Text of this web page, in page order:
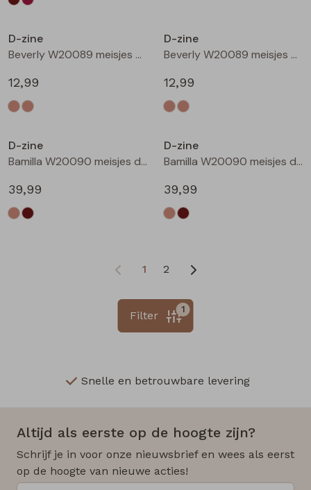
D-zine
Beverly W20089 meisjes T-shirt korte mouw Ecru
12,99
D-zine
Beverly W20089 meisjes T-shirt korte mouw Ecru melee
12,99
D-zine
Bamilla W20090 meisjes denim jack Kit
39,99
D-zine
Bamilla W20090 meisjes denim jack Bruin
39,99
1 2
1
Filter
Snelle en betrouwbare levering
Altijd als eerste op de hoogte zijn?
Schrijf je in voor onze nieuwsbrief en wees als eerst
op de hoogte van nieuwe acties!